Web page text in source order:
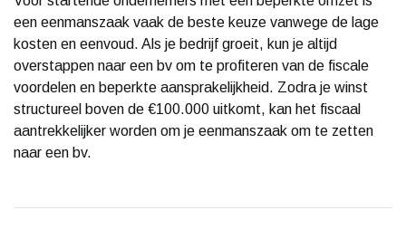
een eenmanszaak vaak de beste keuze vanwege de lage
kosten en eenvoud. Als je bedrijf groeit, kun je altijd
overstappen naar een bv om te profiteren van de fiscale
voordelen en beperkte aansprakelijkheid. Zodra je winst
structureel boven de €100.000 uitkomt, kan het fiscaal
aantrekkelijker worden om je eenmanszaak om te zetten
naar een bv.